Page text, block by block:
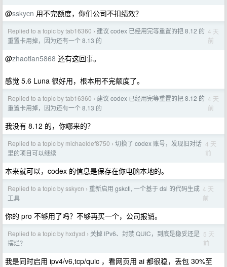
@sskycn 用不完额度，你们公司不扣绩效？
Replied to a topic by tab16360 › 建议 codex 已经用完等重置的把 8.12 的
重置卡用掉，因为还有一个 8.13 的
4 天
前
@zhaotian5868 还有这回事。
感觉 5.6 Luna 很好用，根本用不完额度了。
Replied to a topic by tab16360 › 建议 codex 已经用完等重置的把 8.12 的
重置卡用掉，因为还有一个 8.13 的
4 天
前
我没有 8.12 的，你哪来的？
Replied to a topic by michaeldef8750 › 切换了 codex 账号，发现旧对话
里的项目可以继续
4 天
前
本来就可以，codex 的信息是保存在你电脑本地的。
Replied to a topic by sskycn › 重新启用 gskctl, 一个基于 dsl 的代码生成
工具
4 天
前
你的 pro 不够用了吗？不够再买一个，公司报销。
Replied to a topic by hxdyxd › 关掉 IPv6、封禁 QUIC，到底是稳妥还是
摆烂？
5 天
前
我是同时启用 ipv4/v6,tcp/quic ，看网页用 ai 都很稳，丢包 30%至